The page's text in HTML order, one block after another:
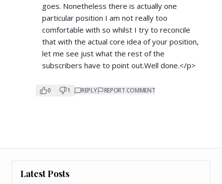
goes. Nonetheless there is actually one
particular position I am not really too
comfortable with so whilst I try to reconcile
that with the actual core idea of your position,
let me see just what the rest of the
subscribers have to point out.Well done.</p>
0 1 REPLY REPORT COMMENT
Latest Posts